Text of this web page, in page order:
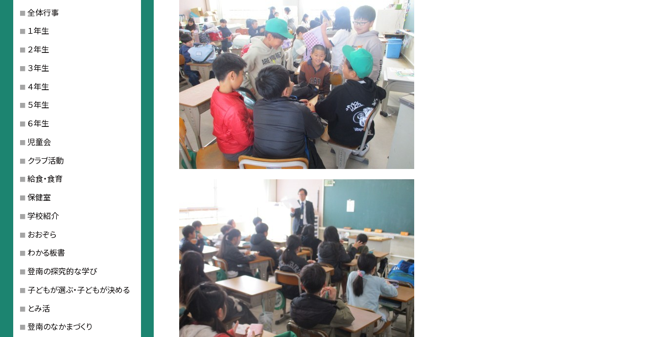
全体行事
１年生
２年生
３年生
４年生
５年生
６年生
児童会
クラブ活動
給食・食育
保健室
学校紹介
おおぞら
わかる板書
登南の探究的な学び
子どもが選ぶ・子どもが決める
とみ活
登南のなかまづくり